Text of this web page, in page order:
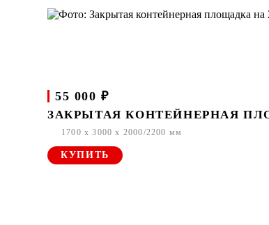
55 000 ₽
ЗАКРЫТАЯ КОНТЕЙНЕРНАЯ
1700 x 3000 x 2000/2200 мм
КУПИТЬ